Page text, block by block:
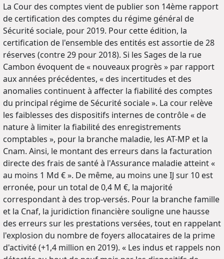
La Cour des comptes vient de publier son 14ème rapport
de certification des comptes du régime général de
Sécurité sociale, pour 2019. Pour cette édition, la
certification de l'ensemble des entités est assortie de 28
réserves (contre 29 pour 2018). Si les Sages de la rue
Cambon évoquent de « nouveaux progrès » par rapport
aux années précédentes, « des incertitudes et des
anomalies continuent à affecter la fiabilité des comptes
du principal régime de Sécurité sociale ». La cour relève
les faiblesses des dispositifs internes de contrôle « de
nature à limiter la fiabilité des enregistrements
comptables », pour la branche maladie, les AT-MP et la
Cnam. Ainsi, le montant des erreurs dans la facturation
directe des frais de santé à l'Assurance maladie atteint «
au moins 1 Md € ». De même, au moins une IJ sur 10 est
erronée, pour un total de 0,4 M €, la majorité
correspondant à des trop-versés. Pour la branche famille
et la Cnaf, la juridiction financière souligne une hausse
des erreurs sur les prestations versées, tout en rappelant
l'explosion du nombre de foyers allocataires de la prime
d'activité (+1,4 million en 2019). « Les indus et rappels non